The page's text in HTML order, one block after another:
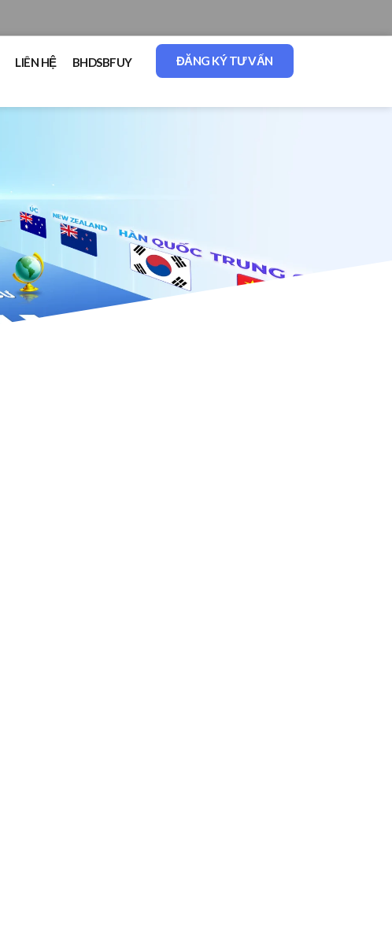
LIÊN HỆ BHDSBFUY ĐĂNG KÝ TƯ VẤN